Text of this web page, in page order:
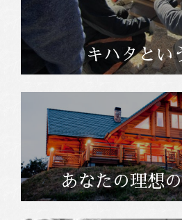
キハタとい
あなたの理想